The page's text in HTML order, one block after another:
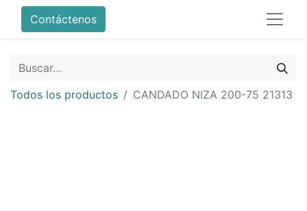
Contáctenos
Todos los productos CANDADO NIZA 200-75 21313